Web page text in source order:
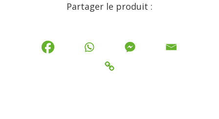
Partager le produit :